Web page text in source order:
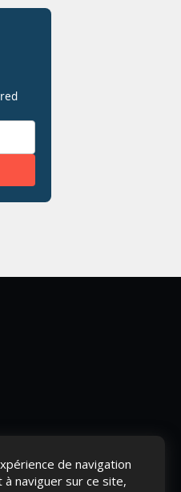
de navigation
à naviguer sur ce site,